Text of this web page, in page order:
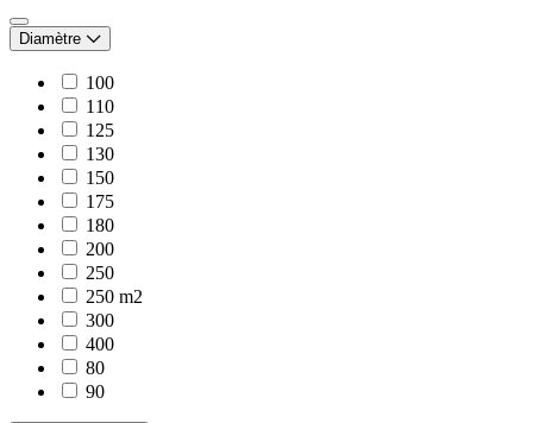
Diamètre
100
110
125
130
150
175
180
200
250
250 m2
300
400
80
90